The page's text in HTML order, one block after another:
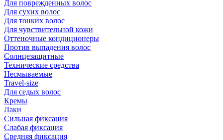
Для поврежденных волос
Для сухих волос
Для тонких волос
Для чувствительной кожи
Оттеночные кондиционеры
Против выпадения волос
Солнцезащитные
Технические средства
Несмываемые
Travel-size
Для седых волос
Кремы
Лаки
Сильная фиксация
Слабая фиксация
Средняя фиксация